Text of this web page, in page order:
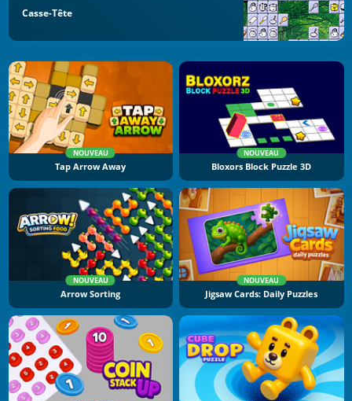
Casse-Tête
NOUVEAU
Tap Arrow Away
NOUVEAU
Bloxors Block Puzzle 3D
NOUVEAU
Arrow Sorting
NOUVEAU
Jigsaw Cards: Daily Puzzles